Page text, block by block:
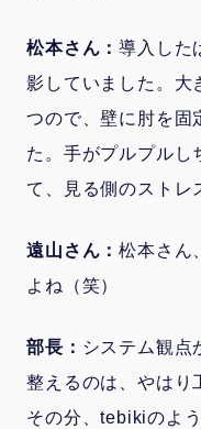
松本さん：導入した
影していました。大
つので、壁に肘を固
た。手がプルプルし
て、見る側のストレ
遠山さん：松本さん
よね（笑）
部長： システム観点
整えるのは、やはり
その分、tebikiのよ